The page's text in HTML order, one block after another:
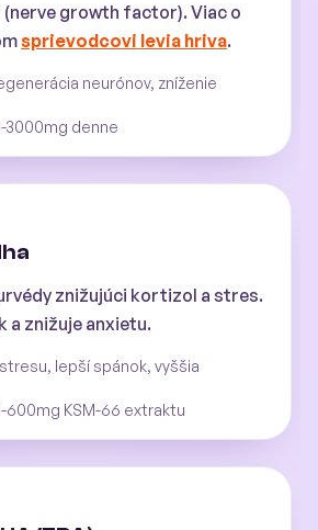
(nerve growth factor). Viac o
sprievodcovi levia hriva.
neurónov, zníženie
3000mg denne
znižujúci kortizol a stres.
a znižuje anxietu.
lepší spánok, vyššia
600mg KSM-66 extraktu